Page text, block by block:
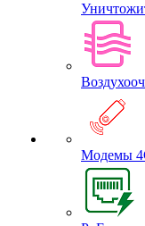
Модемы